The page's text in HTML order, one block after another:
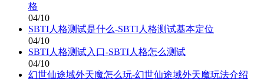
格
04/10
SBTI人格测试是什么-SBTI人格测试基本定位
04/10
SBTI人格测试入口-SBTI人格怎么测试
04/10
幻世仙途域外天魔怎么玩-幻世仙途域外天魔玩法介绍